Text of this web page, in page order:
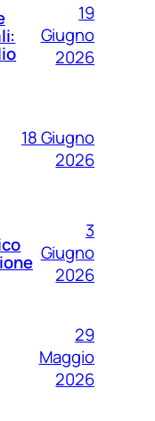
19
Giugno
2026
18 Giugno
2026
3
Giugno
2026
29
Maggio
2026